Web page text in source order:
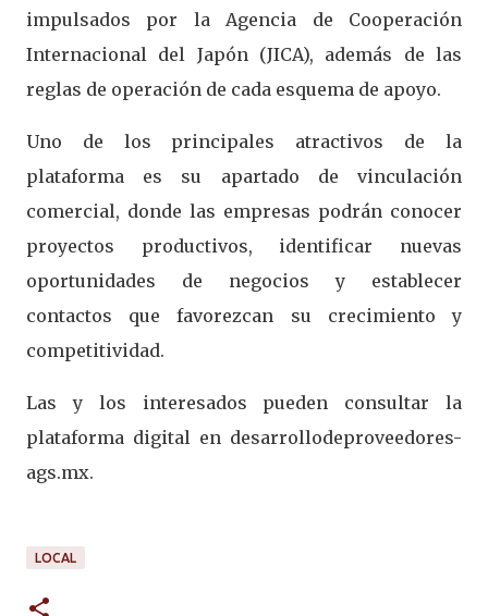
impulsados por la Agencia de Cooperación
Internacional del Japón (JICA), además de las
reglas de operación de cada esquema de apoyo.
Uno de los principales atractivos de la
plataforma es su apartado de vinculación
comercial, donde las empresas podrán conocer
proyectos productivos, identificar nuevas
oportunidades de negocios y establecer
contactos que favorezcan su crecimiento y
competitividad.
Las y los interesados pueden consultar la
plataforma digital en desarrollodeproveedores-
ags.mx.
LOCAL